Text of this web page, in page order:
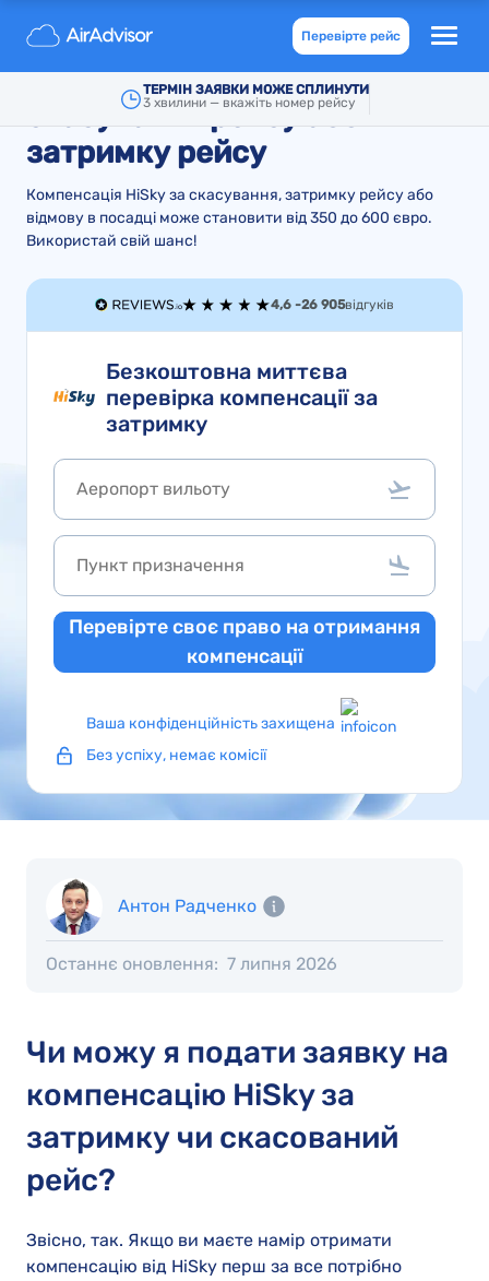
Перевірте рейс
ТЕРМІН ЗАЯВКИ МОЖЕ СПЛИНУТИ
3 хвилини — вкажіть номер рейсу
Відшкодування та
компенсація HiSky за
скасування рейсу або
затримку рейсу
Компенсація HiSky за скасування, затримку рейсу або
відмову в посадці може становити від 350 до 600 євро.
Використай свій шанс!
4,6 -26 905відгуків
Безкоштовна миттєва
перевірка компенсації за
затримку
Перевірте своє право на отримання
компенсації
Ваша конфіденційність захищена
Без успіху, немає комісії
Антон Радченко
Останнє оновлення: 7 липня 2026
Чи можу я подати заявку на
компенсацію HiSky за
затримку чи скасований
рейс?
Звісно, так. Якщо ви маєте намір отримати
компенсацію від HiSky перш за все потрібно